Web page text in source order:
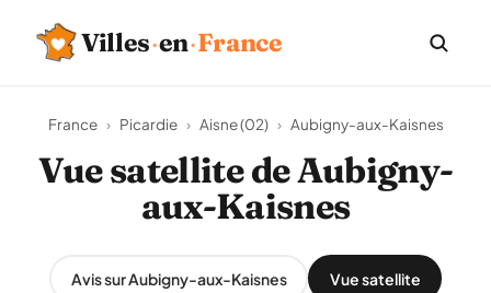
Villes·en·France
France › Picardie › Aisne (02) › Aubigny-aux-Kaisnes
Vue satellite de Aubigny-
aux-Kaisnes
Avis sur Aubigny-aux-Kaisnes Vue satellite